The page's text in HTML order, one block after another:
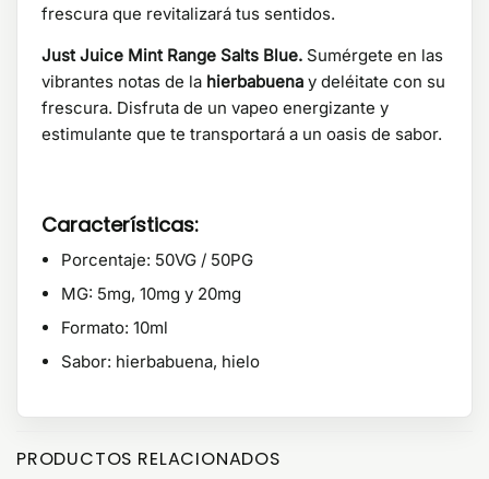
frescura que revitalizará tus sentidos.
Just Juice Mint Range Salts Blue. Sumérgete en las
vibrantes notas de la hierbabuena y deléitate con su
frescura. Disfruta de un vapeo energizante y
estimulante que te transportará a un oasis de sabor.
Características:
Porcentaje: 50VG / 50PG
MG: 5mg, 10mg y 20mg
Formato: 10ml
Sabor: hierbabuena, hielo
PRODUCTOS RELACIONADOS